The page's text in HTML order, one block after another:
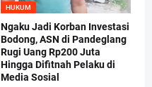
HUKUM
Ngaku Jadi Korban Investasi
Bodong, ASN di Pandeglang
Rugi Uang Rp200 Juta
Hingga Difitnah Pelaku di
Media Sosial